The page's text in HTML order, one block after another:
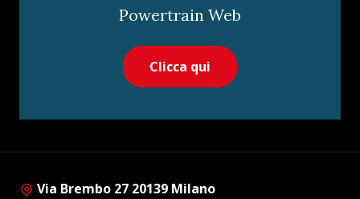
Powertrain Web
Clicca qui
Via Brembo 27 20139 Milano